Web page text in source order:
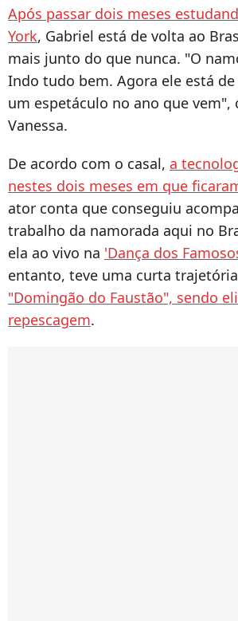
Após passar dois meses
York, Gabriel está de volta ao
mais junto do que nunca. "O
Indo tudo bem. Agora ele está
um espetáculo no ano que vem",
Vanessa.
De acordo com o casal, a
nestes dois meses em que
ator conta que conseguiu
trabalho da namorada aqui no
ela ao vivo na 'Dança dos
entanto, teve uma curta
"Domingão do Faustão", sendo
repescagem.